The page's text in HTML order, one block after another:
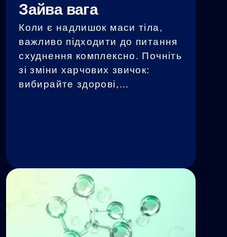
Зайва вага
Коли є надлишок маси тіла,
важливо підходити до питання
схуднення комплексно. Почніть
зі зміни харчових звичок:
вибирайте здорові,